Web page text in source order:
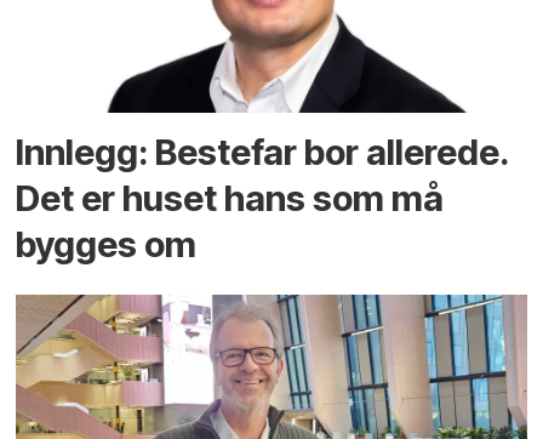
Innlegg: Bestefar bor allerede.
Det er huset hans som må
bygges om